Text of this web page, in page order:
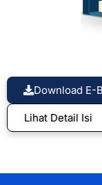
Download E-
Lihat Detail Isi